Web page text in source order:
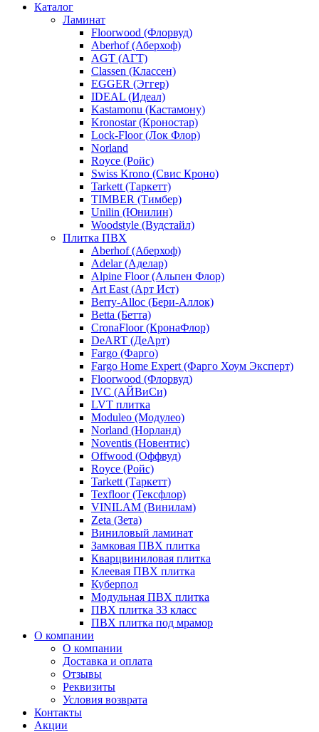
Каталог
Ламинат
Floorwood (Флорвуд)
Aberhof (Аберхоф)
AGT (АГТ)
Classen (Классен)
EGGER (Эггер)
IDEAL (Идеал)
Kastamonu (Кастамону)
Kronostar (Кроностар)
Lock-Floor (Лок Флор)
Norland
Royce (Ройс)
Swiss Krono (Свис Кроно)
Tarkett (Таркетт)
TIMBER (Тимбер)
Unilin (Юнилин)
Woodstyle (Вудстайл)
Плитка ПВХ
Aberhof (Аберхоф)
Adelar (Аделар)
Alpine Floor (Альпен Флор)
Art East (Арт Ист)
Berry-Alloc (Бери-Аллок)
Betta (Бетта)
CronaFloor (КронаФлор)
DeART (ДеАрт)
Fargo (Фарго)
Fargo Home Expert (Фарго Хоум Эксперт)
Floorwood (Флорвуд)
IVC (АЙВиСи)
LVT плитка
Moduleo (Модулео)
Norland (Норланд)
Noventis (Новентис)
Offwood (Оффвуд)
Royce (Ройс)
Tarkett (Таркетт)
Texfloor (Тексфлор)
VINILAM (Винилам)
Zeta (Зета)
Виниловый ламинат
Замковая ПВХ плитка
Кварцвиниловая плитка
Клеевая ПВХ плитка
Куберпол
Модульная ПВХ плитка
ПВХ плитка 33 класс
ПВХ плитка под мрамор
О компании
О компании
Доставка и оплата
Отзывы
Реквизиты
Условия возврата
Контакты
Акции